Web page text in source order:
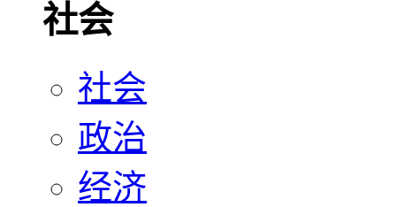
社会
社会
政治
经济